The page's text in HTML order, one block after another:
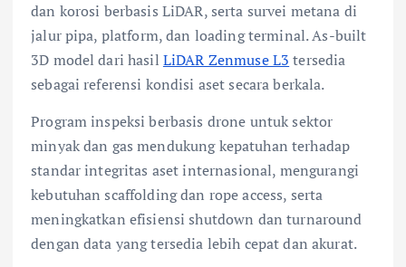
dan korosi berbasis LiDAR, serta survei metana di
jalur pipa, platform, dan loading terminal. As-built
3D model dari hasil LiDAR Zenmuse L3 tersedia
sebagai referensi kondisi aset secara berkala.
Program inspeksi berbasis drone untuk sektor
minyak dan gas mendukung kepatuhan terhadap
standar integritas aset internasional, mengurangi
kebutuhan scaffolding dan rope access, serta
meningkatkan efisiensi shutdown dan turnaround
dengan data yang tersedia lebih cepat dan akurat.